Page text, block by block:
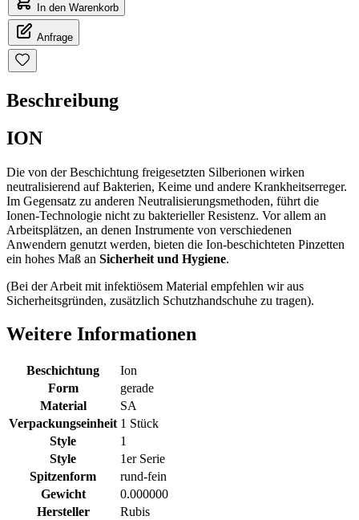
In den Warenkorb
Anfrage
Beschreibung
ION
Die von der Beschichtung freigesetzten Silberionen wirken
neutralisierend auf Bakterien, Keime und andere Krankheitserreger.
Im Gegensatz zu anderen Neutralisierungsmethoden, führt die
Ionen-Technologie nicht zu bakterieller Resistenz. Vor allem an
Arbeitsplätzen, an denen Instrumente von verschiedenen
Anwendern genutzt werden, bieten die Ion-beschichteten Pinzetten
ein hohes Maß an Sicherheit und Hygiene.
(Bei der Arbeit mit infektiösem Material empfehlen wir aus
Sicherheitsgründen, zusätzlich Schutzhandschuhe zu tragen).
Weitere Informationen
Beschichtung
Ion
Form
gerade
Material
SA
Verpackungseinheit 1 Stück
Style
1
Style
1er Serie
Spitzenform
rund-fein
Gewicht
0.000000
Hersteller
Rubis